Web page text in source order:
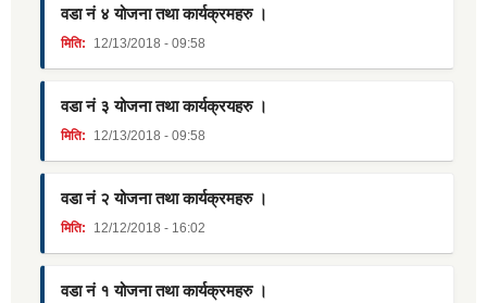
वडा नं ४ योजना तथा कार्यक्रमहरु ।
मिति: 12/13/2018 - 09:58
वडा नं ३ योजना तथा कार्यक्रयहरु ।
मिति: 12/13/2018 - 09:58
वडा नं २ योजना तथा कार्यक्रमहरु ।
मिति: 12/12/2018 - 16:02
वडा नं १ योजना तथा कार्यक्रमहरु ।